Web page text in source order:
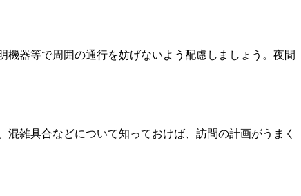
器等で周囲の通行を妨げないよう配慮しましょう。夜間
雑具合などについて知っておけば、訪問の計画がうまく